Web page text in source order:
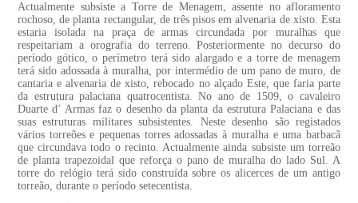
Actualmente subsiste a Torre de Menagem, assente no afloramento
rochoso, de planta rectangular, de três pisos em alvenaria de xisto. Esta
estaria isolada na praça de armas circundada por muralhas que
respeitariam a orografia do terreno. Posteriormente no decurso do
período gótico, o perímetro terá sido alargado e a torre de menagem
terá sido adossada à muralha, por intermédio de um pano de muro, de
cantaria e alvenaria de xisto, rebocado no alçado Este, que faria parte
da estrutura palaciana quatrocentista. No ano de 1509, o cavaleiro
Duarte d’ Armas faz o desenho da planta da estrutura Palaciana e das
suas estruturas militares subsistentes. Neste desenho são registados
vários torreões e pequenas torres adossadas à muralha e uma barbacã
que circundava todo o recinto. Actualmente ainda subsiste um torreão
de planta trapezoidal que reforça o pano de muralha do lado Sul. A
torre do relógio terá sido construída sobre os alicerces de um antigo
torreão, durante o período setecentista.